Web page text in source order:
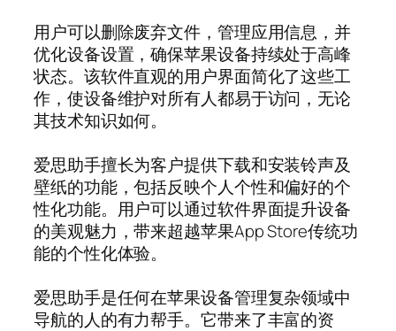
用户可以删除废弃文件，管理应用信息，并
优化设备设置，确保苹果设备持续处于高峰
状态。该软件直观的用户界面简化了这些工
作，使设备维护对所有人都易于访问，无论
其技术知识如何。
爱思助手擅长为客户提供下载和安装铃声及
壁纸的功能，包括反映个人个性和偏好的个
性化功能。用户可以通过软件界面提升设备
的美观魅力，带来超越苹果App Store传统功
能的个性化体验。
爱思助手是任何在苹果设备管理复杂领域中
导航的人的有力帮手。它带来了丰富的资